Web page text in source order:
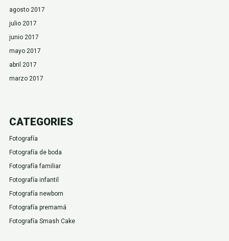
agosto 2017
julio 2017
junio 2017
mayo 2017
abril 2017
marzo 2017
CATEGORIES
Fotografía
Fotografía de boda
Fotografía familiar
Fotografía infantil
Fotografía newborn
Fotografía premamá
Fotografía Smash Cake